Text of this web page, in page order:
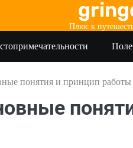
Плюс к
понятия и принцип работы